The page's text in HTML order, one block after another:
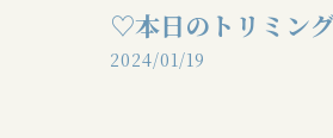
♡本日のトリミン
2024/01/19